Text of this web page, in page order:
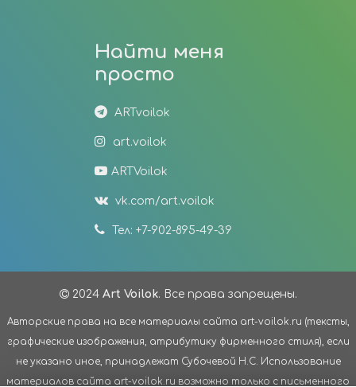
Найти меня
просто
ARTvoilok
art.voilok
ARTVoilok
vk.com/art.voilok
Тел: +7-902-895-49-39
2024 Art Voilok. Все права запрещены.
Авторские права на все материалы сайта art-voilok.ru (тексты,
графические изображения, атрибутику фирменного стиля), если
не указано иное, принадлежат Субочевой Н.С. Использование
материалов сайта art-voilok.ru возможно только с письменного